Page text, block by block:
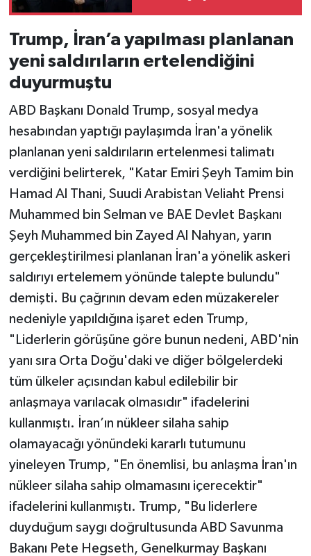
Trump, İran’a yapılması planlanan
yeni saldırıların ertelendiğini
duyurmuştu
ABD Başkanı Donald Trump, sosyal medya
hesabından yaptığı paylaşımda İran'a yönelik
planlanan yeni saldırıların ertelenmesi talimatı
verdiğini belirterek, "Katar Emiri Şeyh Tamim bin
Hamad Al Thani, Suudi Arabistan Veliaht Prensi
Muhammed bin Selman ve BAE Devlet Başkanı
Şeyh Muhammed bin Zayed Al Nahyan, yarın
gerçekleştirilmesi planlanan İran'a yönelik askeri
saldırıyı ertelemem yönünde talepte bulundu"
demişti. Bu çağrının devam eden müzakereler
nedeniyle yapıldığına işaret eden Trump,
"Liderlerin görüşüne göre bunun nedeni, ABD'nin
yanı sıra Orta Doğu'daki ve diğer bölgelerdeki
tüm ülkeler açısından kabul edilebilir bir
anlaşmaya varılacak olmasıdır" ifadelerini
kullanmıştı. İran’ın nükleer silaha sahip
olamayacağı yönündeki kararlı tutumunu
yineleyen Trump, "En önemlisi, bu anlaşma İran'ın
nükleer silaha sahip olmamasını içerecektir"
ifadelerini kullanmıştı. Trump, "Bu liderlere
duyduğum saygı doğrultusunda ABD Savunma
Bakanı Pete Hegseth, Genelkurmay Başkanı